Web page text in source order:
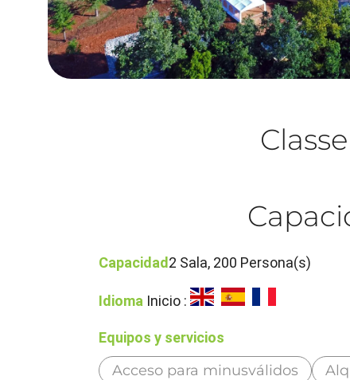
Capacidad 2 Sala, 200 Persona(s)
Idioma Inicio :
Equipos y servicios
Acceso para minusválidos